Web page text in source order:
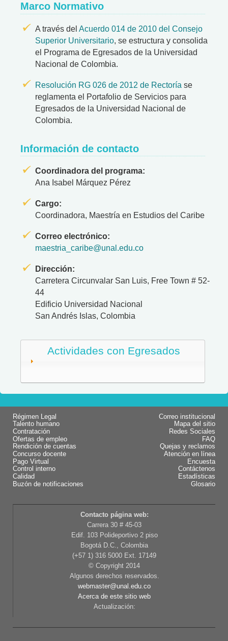
Marco Normativo
A través del Acuerdo 014 de 2010 del Consejo
Superior Universitario, se estructura y consolida
el Programa de Egresados de la Universidad
Nacional de Colombia.
Resolución RG 026 de 2012 de Rectoría se
reglamenta el Portafolio de Servicios para
Egresados de la Universidad Nacional de
Colombia.
Información de contacto
Coordinadora del programa:
Ana Isabel Márquez Pérez
Cargo:
Coordinadora, Maestría en Estudios del Caribe
Correo electrónico:
maestria_caribe@unal.edu.co
Dirección:
Carretera Circunvalar San Luis, Free Town # 52-
44
Edificio Universidad Nacional
San Andrés Islas, Colombia
Actividades con Egresados
Régimen Legal
Talento humano
Contratación
Ofertas de empleo
Rendición de cuentas
Concurso docente
Pago Virtual
Control interno
Calidad
Buzón de notificaciones
Correo institucional
Mapa del sitio
Redes Sociales
FAQ
Quejas y reclamos
Atención en línea
Encuesta
Contáctenos
Estadísticas
Glosario
Contacto página web:
Carrera 30 # 45-03
Edif. 103 Polideportivo 2 piso
Bogotá D.C., Colombia
(+57 1) 316 5000 Ext. 17149
© Copyright 2014
Algunos derechos reservados.
webmaster@unal.edu.co
Acerca de este sitio web
Actualización: